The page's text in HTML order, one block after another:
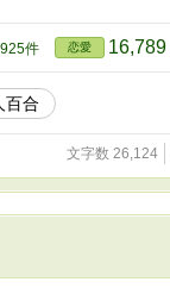
件 恋愛 16,789
百合
文字数 26,124